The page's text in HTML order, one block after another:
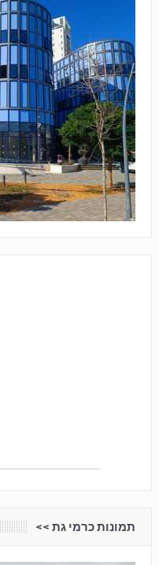
תמונות כרמי גת <<